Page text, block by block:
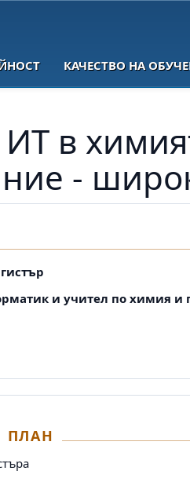
КАЧЕСТВО НА
в
-
и учител по химия
ПЛАН